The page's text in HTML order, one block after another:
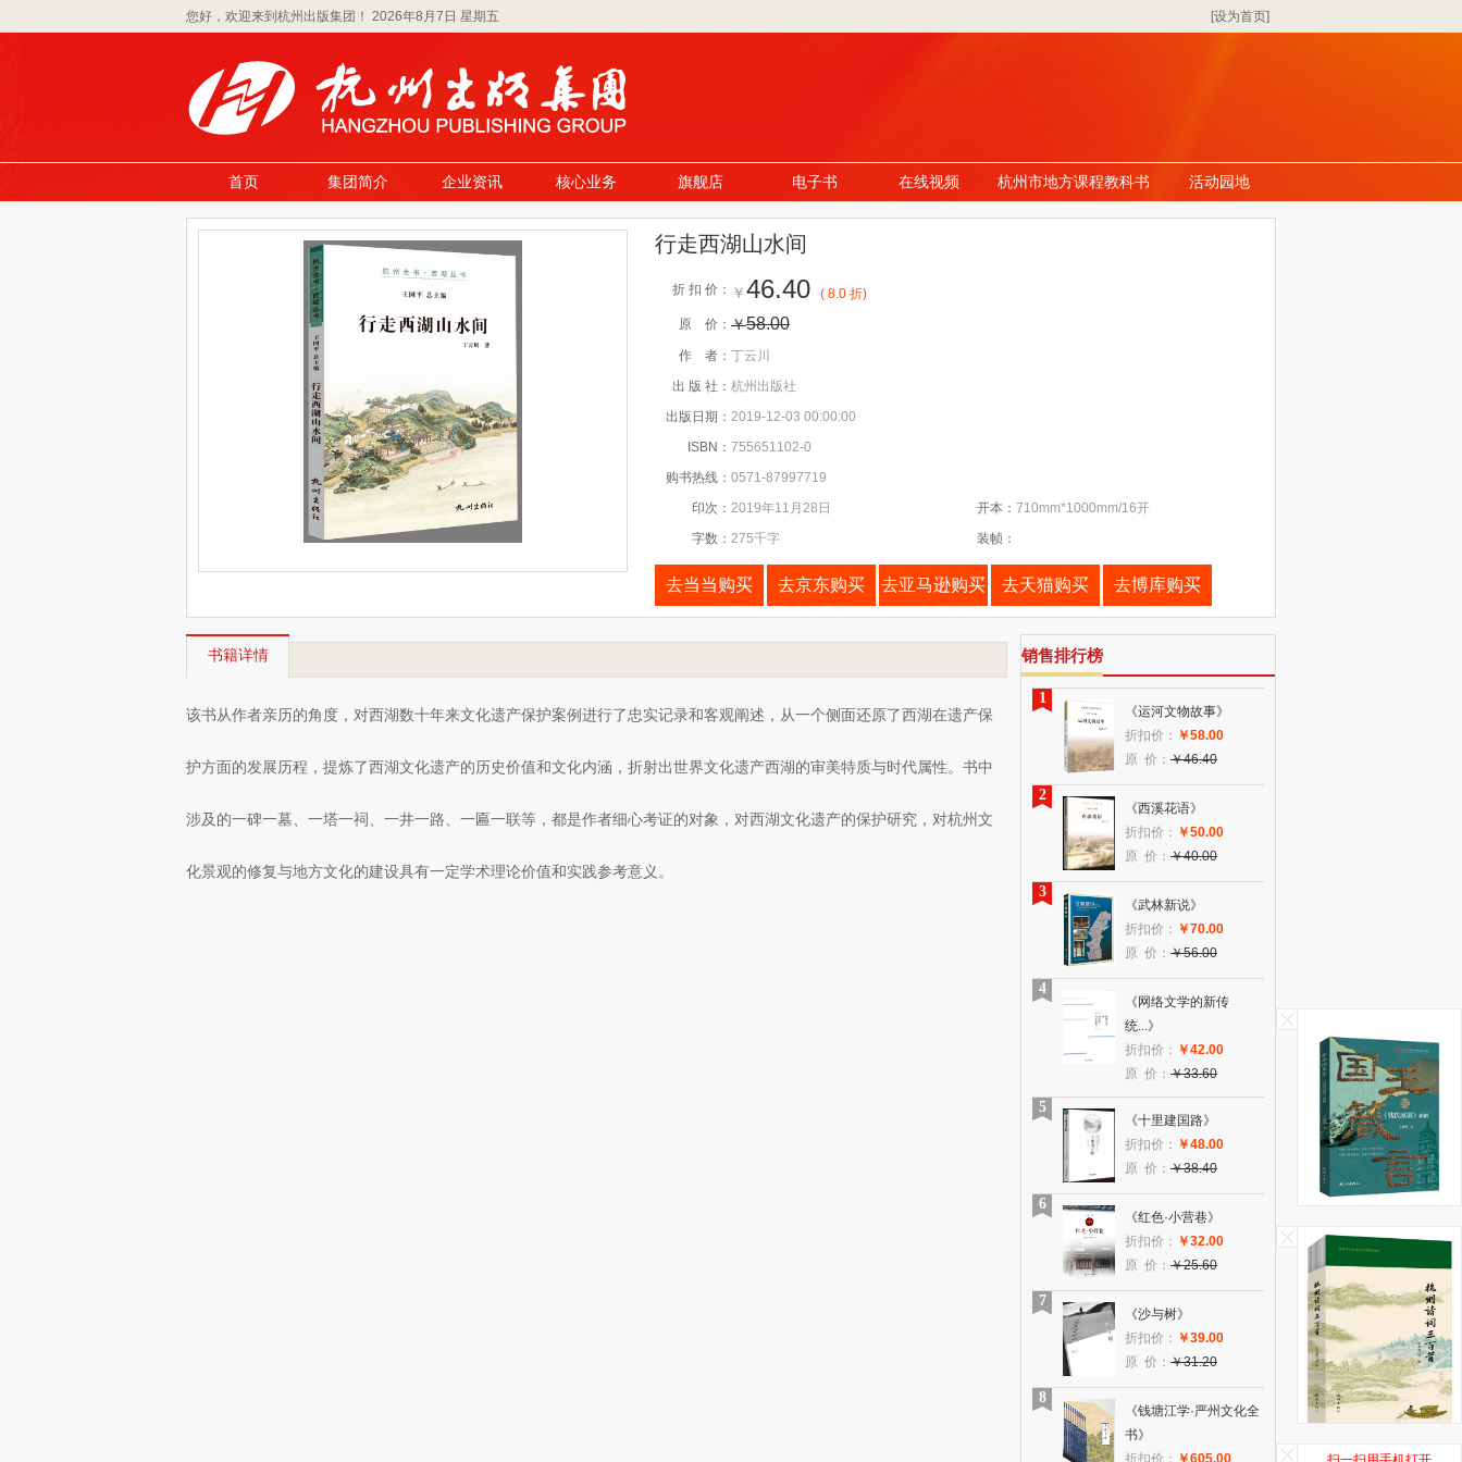
您好，欢迎来到杭州出版集团！ 2026年8月7日 星期五 [设为首页]
首页 集团简介 企业资讯 核心业务 旗舰店 电子书 在线视频 杭州市地方课程教科书 活动园地
行走西湖山水间
折 扣 价： ￥46.40
( 8.0 折)
原 价： ￥58.00
作 者： 丁云川
出 版 社： 杭州出版社
出版日期： 2019-12-03 00:00:00
ISBN： 755651102-0
购书热线： 0571-87997719
印次： 2019年11月28日 开本： 710mm*1000mm/16开
字数： 275千字 装帧：
去当当购买 去京东购买 去亚马逊购买 去天猫购买 去博库购买
书籍详情
该书从作者亲历的角度，对西湖数十年来文化遗产保护案例进行了忠实记录和客观阐述，从一个侧面还原了西湖在遗产保
护方面的发展历程，提炼了西湖文化遗产的历史价值和文化内涵，折射出世界文化遗产西湖的审美特质与时代属性。书中
涉及的一碑一墓、一塔一祠、一井一路、一匾一联等，都是作者细心考证的对象，对西湖文化遗产的保护研究，对杭州文
化景观的修复与地方文化的建设具有一定学术理论价值和实践参考意义。
销售排行榜
1
《运河文物故事》
折扣价： ￥58.00
原 价： ￥46.40
2
《西溪花语》
折扣价： ￥50.00
原 价： ￥40.00
3
《武林新说》
折扣价： ￥70.00
原 价： ￥56.00
4
《网络文学的新传
统...》
折扣价： ￥42.00
原 价： ￥33.60
5
《十里建国路》
折扣价： ￥48.00
原 价： ￥38.40
6
《红色·小营巷》
折扣价： ￥32.00
原 价： ￥25.60
7
《沙与树》
折扣价： ￥39.00
原 价： ￥31.20
8
《钱塘江学·严州文化全
书》
折扣价： ￥605.00